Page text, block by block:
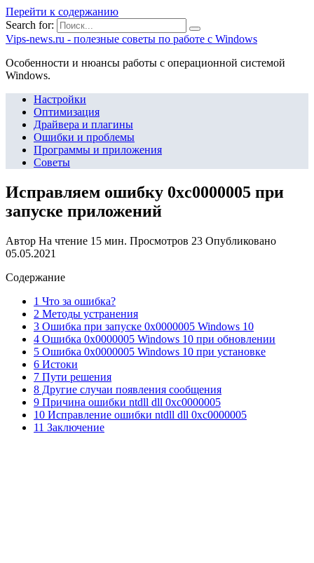
Перейти к содержанию
Search for:
Vips-news.ru - полезные советы по работе с Windows
Особенности и нюансы работы с операционной системой
Windows.
Настройки
Оптимизация
Драйвера и плагины
Ошибки и проблемы
Программы и приложения
Советы
Исправляем ошибку 0xc0000005 при
запуске приложений
Автор На чтение 15 мин. Просмотров 23 Опубликовано
05.05.2021
Содержание
1 Что за ошибка?
2 Методы устранения
3 Ошибка при запуске 0x0000005 Windows 10
4 Ошибка 0x0000005 Windows 10 при обновлении
5 Ошибка 0x0000005 Windows 10 при установке
6 Истоки
7 Пути решения
8 Другие случаи появления сообщения
9 Причина ошибки ntdll dll 0xc0000005
10 Исправление ошибки ntdll dll 0xc0000005
11 Заключение